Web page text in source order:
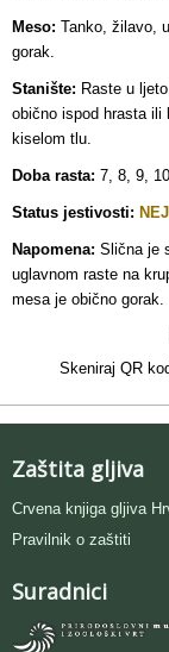
Meso: Tanko, žilavo,
gorak.
Stanište: Raste u
obično ispod hrasta
kiselom tlu.
Doba rasta: 7, 8, 9,
Status jestivosti:
Napomena: Slična je
uglavnom raste na
mesa je obično gorak.
Skeniraj QR
Zaštita gljiva
Crvena knjiga gljiva
Pravilnik o zaštiti
Suradnici